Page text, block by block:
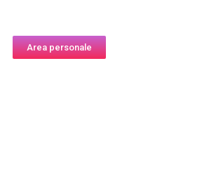
Area personale